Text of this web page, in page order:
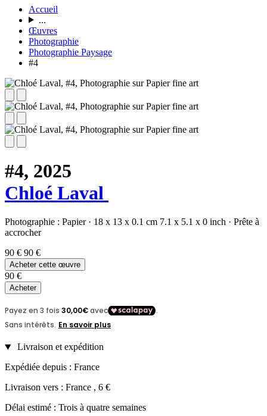
Accueil
...
Œuvres
Photographie
Photographie Paysage
#4
#4, 2025
Chloé Laval
Photographie : Papier · 18 x 13 x 0.1 cm 7.1 x 5.1 x 0 inch · Prête à
accrocher
90 € 90 €
Acheter cette œuvre
90 €
Acheter
Livraison et expédition
Expédiée depuis : France
Livraison vers : France , 6 €
Délai estimé : Trois à quatre semaines